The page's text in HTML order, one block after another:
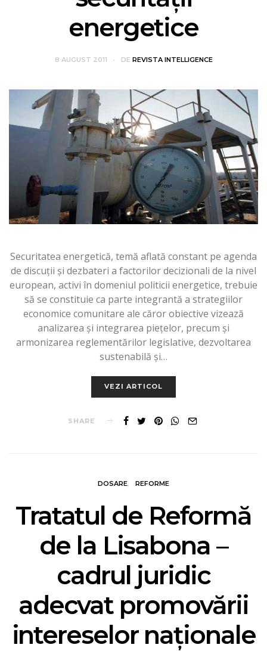
energetice
8 AUGUST 2011 DE REVISTA INTELLIGENCE
Securitatea energetică, temă aflată constant pe agenda
de discuții și dezbateri a factorilor decizionali de la nivel
european, activi în domeniul politicii energetice, trebuie
să se constituie ca parte integrantă a strategiilor
economice comunitare ale căror obiective vizează
analizarea și integrarea piețelor, precum și
armonizarea reglementărilor legislative, dezvoltarea
sustenabilă și…
VEZI ARTICOL
SHARE
DOSARE REFORME
Tratatul de Reformă
de la Lisabona –
cadrul juridic
adecvat promovării
intereselor naționale